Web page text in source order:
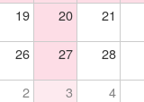
19 20 21
26 27 28
2 3 4